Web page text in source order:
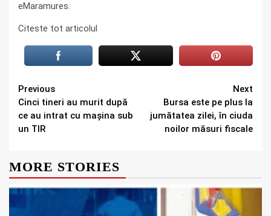
eMaramures.
Citeste tot articolul
Continue
Reading
Previous
Cinci tineri au murit după
ce au intrat cu mașina sub
un TIR
Next
Bursa este pe plus la
jumătatea zilei, în ciuda
noilor măsuri fiscale
MORE STORIES